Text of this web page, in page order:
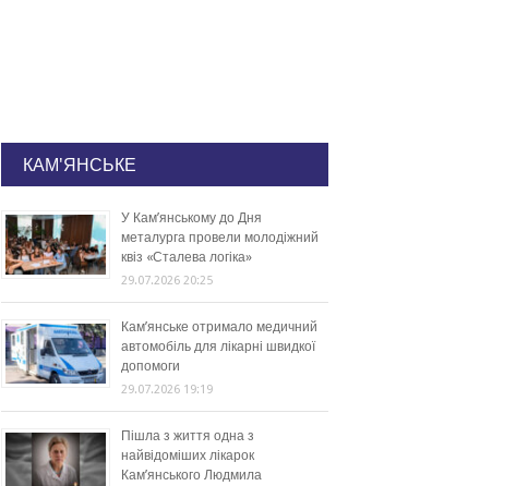
КАМ'ЯНСЬКЕ
У Кам’янському до Дня
металурга провели молодіжний
квіз «Сталева логіка»
29.07.2026 20:25
Кам’янське отримало медичний
автомобіль для лікарні швидкої
допомоги
29.07.2026 19:19
Пішла з життя одна з
найвідоміших лікарок
Кам’янського Людмила